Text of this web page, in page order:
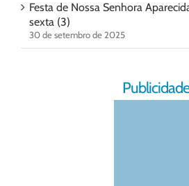
Festa de Nossa Senhora
sexta (3)
30 de setembro de 2025
Publicidade